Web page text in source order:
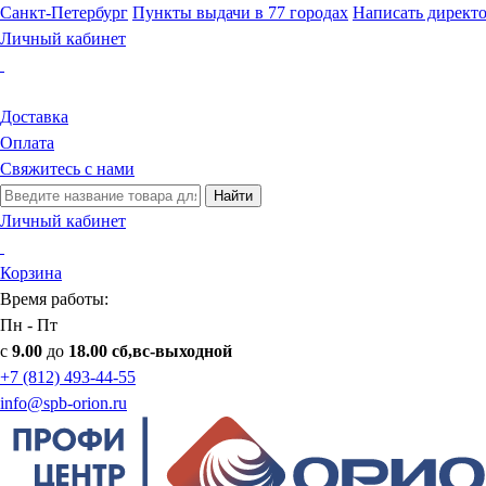
Санкт-Петербург Пункты выдачи в 77 городах Написать
Личный кабинет
Доставка
Оплата
Свяжитесь с нами
Найти
Личный кабинет
Корзина
Время работы:
Пн - Пт
с 9.00 до 18.00 сб,вс-выходной
+7 (812) 493-44-55
info@spb-orion.ru